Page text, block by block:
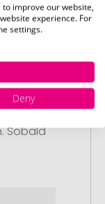
Sobald
improve our website,
experience. For
settings.
Deny